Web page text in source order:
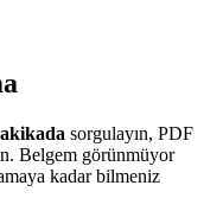
sorgulayın, PDF
Belgem görünmüyor
kadar bilmeniz